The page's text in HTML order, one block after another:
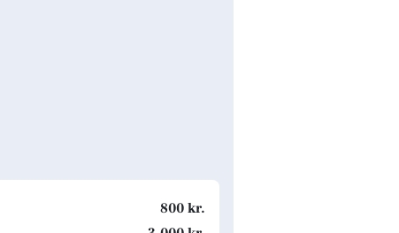
800 kr.